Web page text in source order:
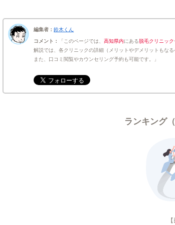
編集者：鈴木くん
コメント：
このページでは、高知県内にある脱毛クリニック
解説では、各クリニックの詳細（メリットやデメリットもな
また、口コミ閲覧やカウンセリング予約も可能です。
ランキング（
【